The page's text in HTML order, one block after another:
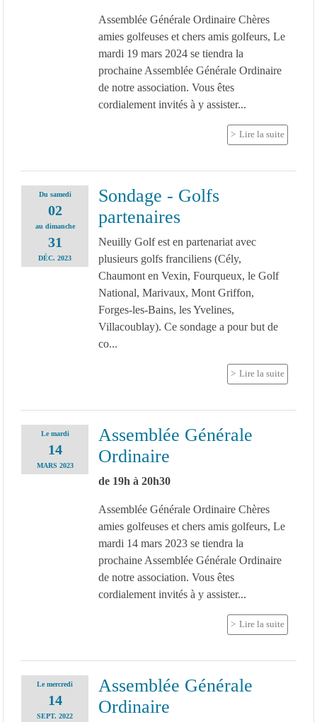
Assemblée Générale Ordinaire Chères
amies golfeuses et chers amis golfeurs, Le
mardi 19 mars 2024 se tiendra la
prochaine Assemblée Générale Ordinaire
de notre association. Vous êtes
cordialement invités à y assister...
Lire la suite
Du samedi
02
au dimanche
31
DÉC. 2023
Sondage - Golfs
partenaires
Neuilly Golf est en partenariat avec
plusieurs golfs franciliens (Cély,
Chaumont en Vexin, Fourqueux, le Golf
National, Marivaux, Mont Griffon,
Forges-les-Bains, les Yvelines,
Villacoublay). Ce sondage a pour but de
co...
Lire la suite
Lemardi
14
MARS 2023
Assemblée Générale
Ordinaire
de 19h à 20h30
Assemblée Générale Ordinaire Chères
amies golfeuses et chers amis golfeurs, Le
mardi 14 mars 2023 se tiendra la
prochaine Assemblée Générale Ordinaire
de notre association. Vous êtes
cordialement invités à y assister...
Lire la suite
Lemercredi
14
SEPT. 2022
Assemblée Générale
Ordinaire